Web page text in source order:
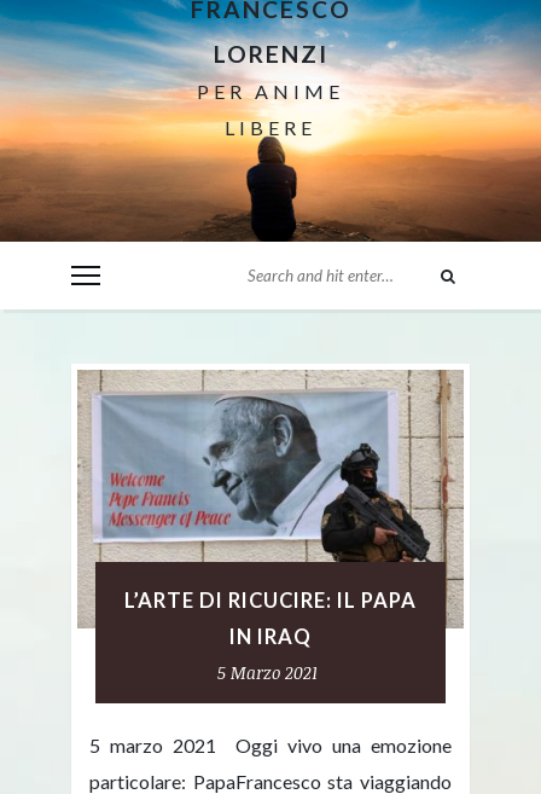
FRANCESCO
LORENZI
PER ANIME
LIBERE
L’ARTE DI RICUCIRE: IL PAPA
IN IRAQ
5 Marzo 2021
5 marzo 2021 Oggi vivo una emozione
particolare: PapaFrancesco sta viaggiando